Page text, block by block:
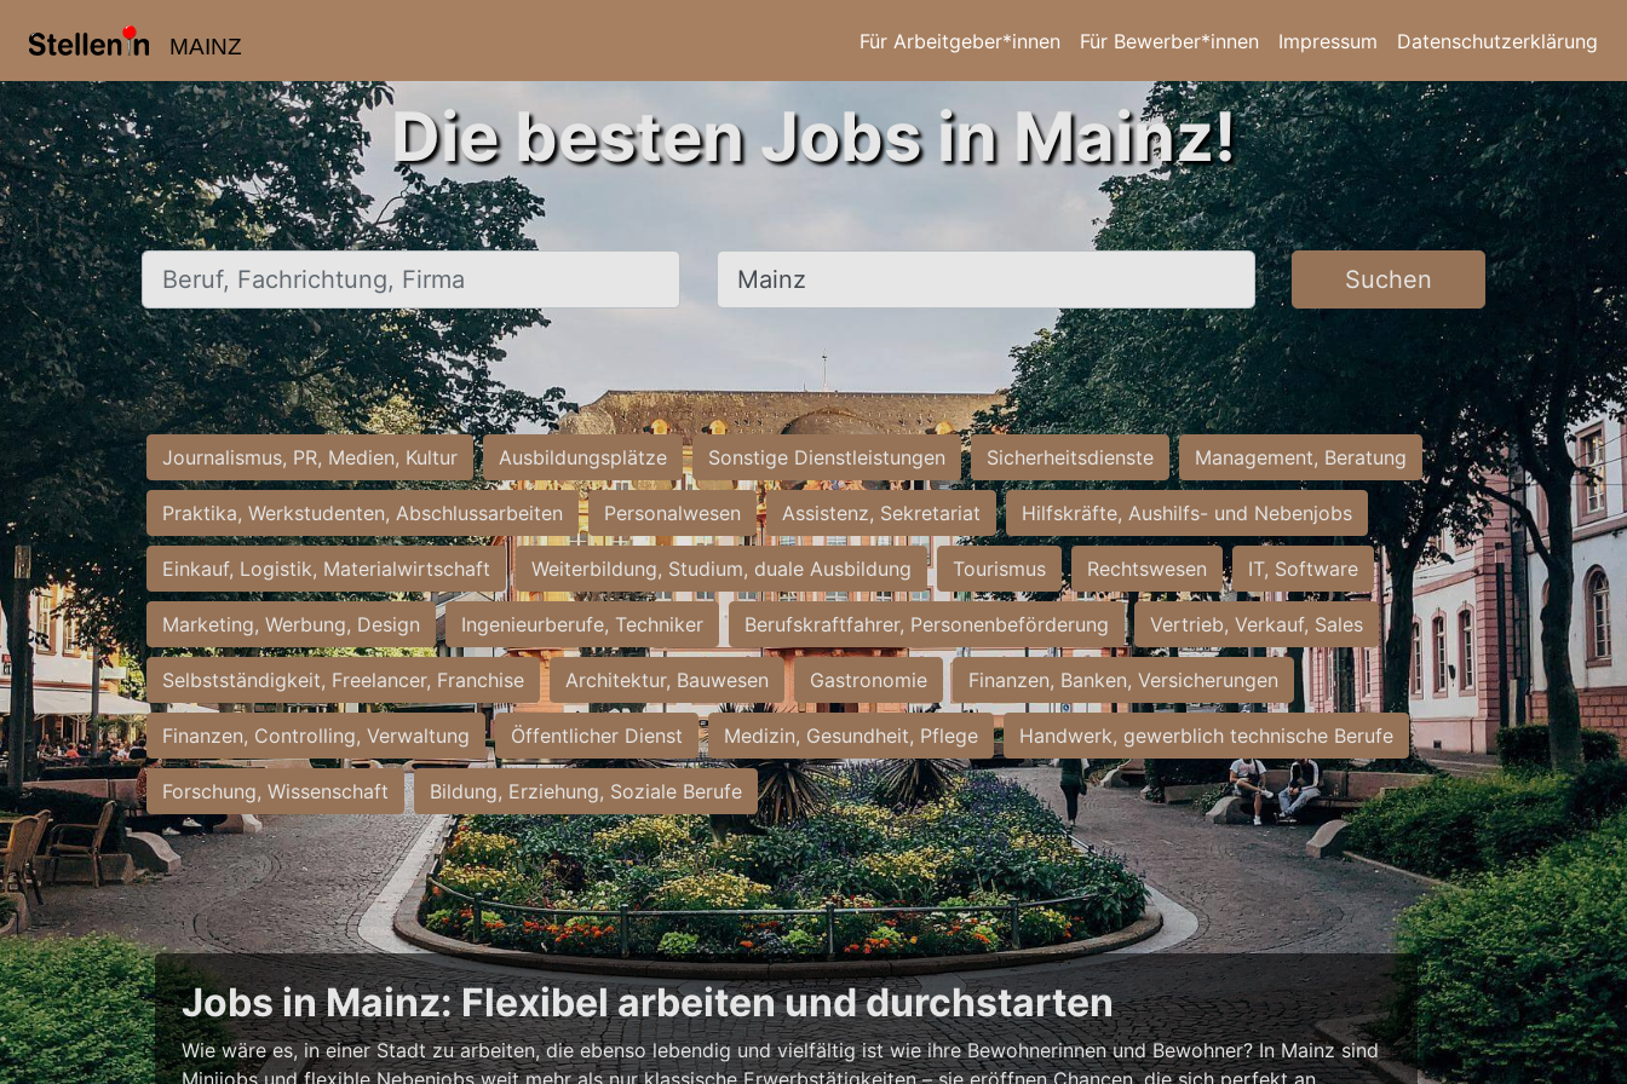
MAINZ Für Arbeitgeber*innen Für Bewerber*innen Impressum Datenschutzerklärung
Die besten Jobs in Mainz!
Beruf, Fachrichtung, Firma Ort, Stadt Suchen
Journalismus, PR, Medien, Kultur Ausbildungsplätze Sonstige Dienstleistungen Sicherheitsdienste Management, Beratung
Praktika, Werkstudenten, Abschlussarbeiten Personalwesen Assistenz, Sekretariat Hilfskräfte, Aushilfs- und Nebenjobs
Einkauf, Logistik, Materialwirtschaft Weiterbildung, Studium, duale Ausbildung Tourismus Rechtswesen IT, Software
Marketing, Werbung, Design Ingenieurberufe, Techniker Berufskraftfahrer, Personenbeförderung Vertrieb, Verkauf, Sales
Selbstständigkeit, Freelancer, Franchise Architektur, Bauwesen Gastronomie Finanzen, Banken, Versicherungen
Finanzen, Controlling, Verwaltung Öffentlicher Dienst Medizin, Gesundheit, Pflege Handwerk, gewerblich technische Berufe
Forschung, Wissenschaft Bildung, Erziehung, Soziale Berufe
Jobs in Mainz: Flexibel arbeiten und durchstarten
Wie wäre es, in einer Stadt zu arbeiten, die ebenso lebendig und vielfältig ist wie ihre Bewohnerinnen und Bewohner? In Mainz sind